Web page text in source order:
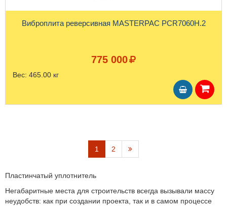
Виброплита реверсивная MASTERPAC PCR7060H.2
775 000
Вес: 465.00 кг
1 2
Пластинчатый уплотнитель
Негабаритные места для строительств всегда вызывали массу
неудобств: как при создании проекта, так и в самом процессе